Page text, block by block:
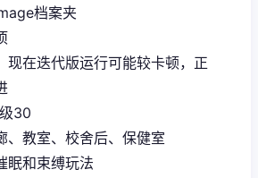
档案夹
现在迭代版运行可能较卡顿，正
30
、教室、校舍后、保健室
眠和束缚玩法